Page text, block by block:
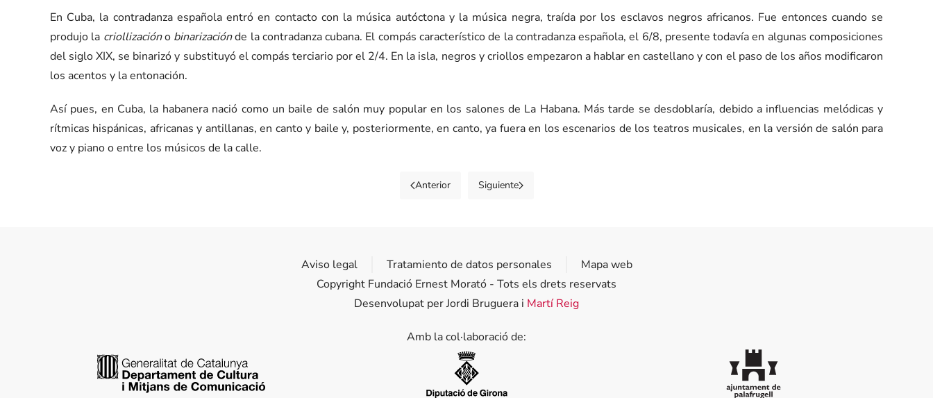
En Cuba, la contradanza española entró en contacto con la música autóctona y la música negra, traída por los esclavos negros africanos. Fue entonces cuando se
produjo la criollizacióno binarizaciónde la contradanza cubana. El compás característico de la contradanza española, el 6/8, presente todavía en algunas composiciones
del siglo XIX, se binarizó y substituyó el compás terciario por el 2/4. En la isla, negros y criollos empezaron a hablar en castellano y con el paso de los años modificaron
los acentos y la entonación.
Así pues, en Cuba, la habanera nació como un baile de salón muy popular en los salones de La Habana. Más tarde se desdoblaría, debido a influencias melódicas y
rítmicas hispánicas, africanas y antillanas, en canto y baile y, posteriormente, en canto, ya fuera en los escenarios de los teatros musicales, en la versión de salón para
voz y piano o entre los músicos de la calle.
Anterior Siguiente
Aviso legal Tratamiento de datos personales
Mapa web
Copyright Fundació Ernest Morató - Tots els drets reservats
Desenvolupat per Jordi Bruguera i Martí Reig
Amb la col·laboració de:
Generalitat de Catalunya Diputació de Girona Ajuntament de Palafrugell